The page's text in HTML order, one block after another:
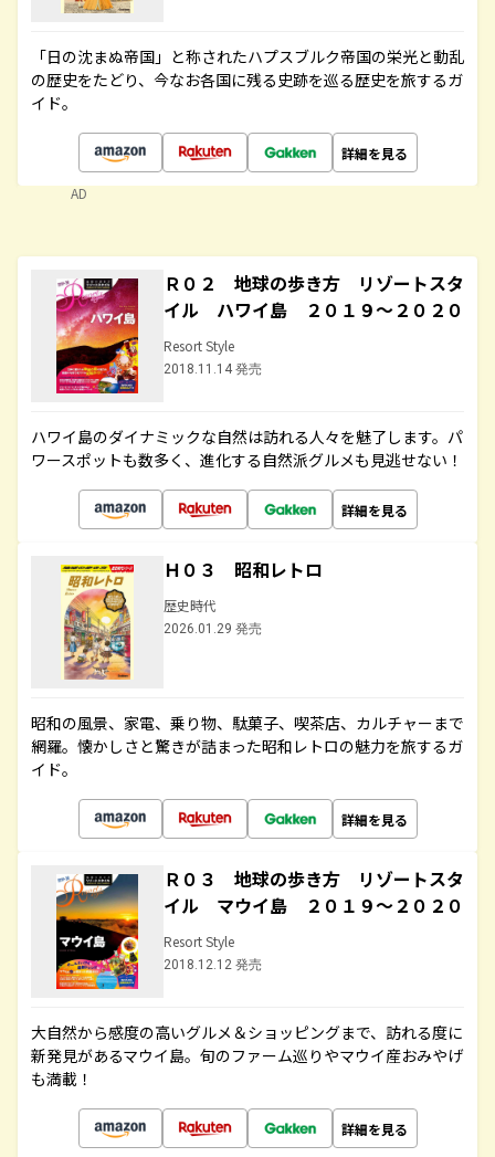
「日の沈まぬ帝国」と称されたハプスブルク帝国の栄光と動乱
の歴史をたどり、今なお各国に残る史跡を巡る歴史を旅するガ
イド。
詳細を見る
AD
Ｒ０２ 地球の歩き方 リゾートスタ
イル ハワイ島 ２０１９～２０２０
Resort Style
2018.11.14 発売
ハワイ島のダイナミックな自然は訪れる人々を魅了します。パ
ワースポットも数多く、進化する自然派グルメも見逃せない！
詳細を見る
Ｈ０３ 昭和レトロ
歴史時代
2026.01.29 発売
昭和の風景、家電、乗り物、駄菓子、喫茶店、カルチャーまで
網羅。懐かしさと驚きが詰まった昭和レトロの魅力を旅するガ
イド。
詳細を見る
Ｒ０３ 地球の歩き方 リゾートスタ
イル マウイ島 ２０１９～２０２０
Resort Style
2018.12.12 発売
大自然から感度の高いグルメ＆ショッピングまで、訪れる度に
新発見があるマウイ島。旬のファーム巡りやマウイ産おみやげ
も満載！
詳細を見る